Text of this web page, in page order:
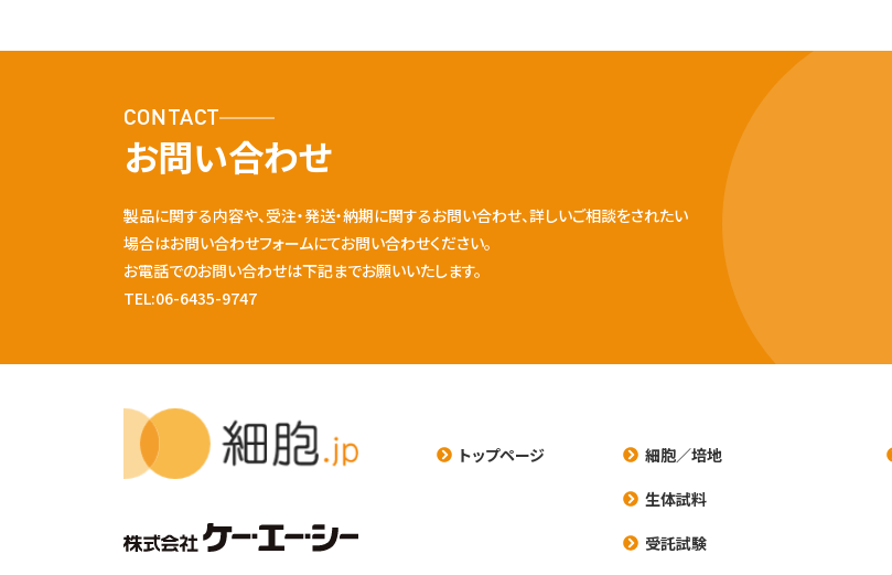
CONTACT
お問い合わせ
製品に関する内容や、受注・発送・納期に関するお問い合わせ、詳しいご相談をされたい
場合はお問い合わせフォームにてお問い合わせください。
お電話でのお問い合わせは下記までお願いいたします。
TEL:06-6435-9747
トップページ
細胞／培地
生体試料
受託試験